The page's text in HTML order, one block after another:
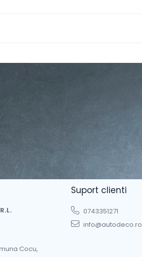
Cocu,
Suport clienti
0743351271
info@autodeco.ro